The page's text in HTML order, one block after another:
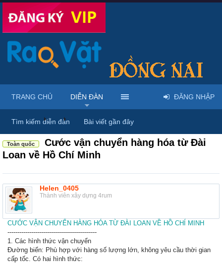
Diễn đàn ... Rao vặt tổng hợp - Uy tín - Miễn phí
Toàn quốc
Cước vận chuyển hàng hóa từ Đài
Loan về Hồ Chí Minh
Helen_0405
Thành viên xây dựng 4rum
CƯỚC VẬN CHUYỂN HÀNG HÓA TỪ ĐÀI LOAN VỀ HỒ CHÍ MINH
---------------------------------------------
1. Các hình thức vận chuyển
Đường biển: Phù hợp với hàng số lượng lớn, không yêu cầu thời gian
cấp tốc. Có hai hình thức:
TRANG CHỦ DIỄN ĐÀN
Tìm kiếm diễn đàn Bài viết gần đây
ĐĂNG NHẬP